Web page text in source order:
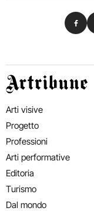
Artribune
Arti visive
Progetto
Professioni
Arti performative
Editoria
Turismo
Dal mondo